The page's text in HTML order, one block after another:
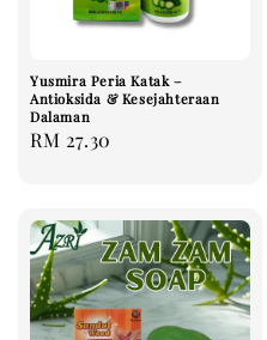
Yusmira Peria Katak –
Antioksida & Kesejahteraan
Dalaman
Regular
RM 27.30